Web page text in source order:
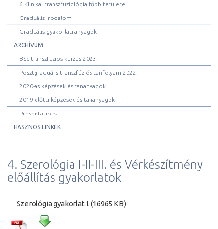
6.Klinikai transzfuziológia főbb területei
Graduális irodalom
Graduális gyakorlati anyagok
ARCHÍVUM
BSc transzfúziós kurzus 2023.
Posztgraduális transzfúziós tanfolyam 2022.
2020-as képzések és tananyagok
2019 előtti képzések és tananyagok
Presentations
HASZNOS LINKEK
4. Szerológia I-II-III. és Vérkészítmény
előállítás gyakorlatok
Szerológia gyakorlat I. (16965 KB)